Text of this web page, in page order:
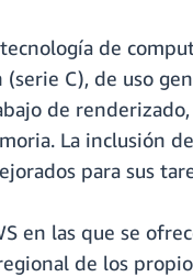
de
C), de uso
de
La inclusión
para sus
en las que se
de los